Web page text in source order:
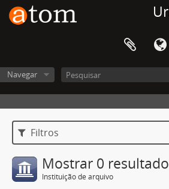
Navegar
Filtros
Mostrar 0
Instituição de arquivo